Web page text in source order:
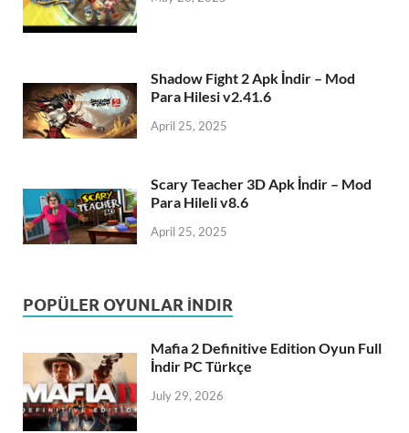
Shadow Fight 2 Apk İndir – Mod
Para Hilesi v2.41.6
April 25, 2025
Scary Teacher 3D Apk İndir – Mod
Para Hileli v8.6
April 25, 2025
POPÜLER OYUNLAR İNDIR
Mafia 2 Definitive Edition Oyun Full
İndir PC Türkçe
July 29, 2026